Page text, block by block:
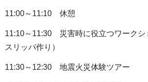
11:00～11:10 休憩
11:10～11:30 災害時に役立つワークシ
スリッパ作り）
11:30～12:30 地震火災体験ツアー